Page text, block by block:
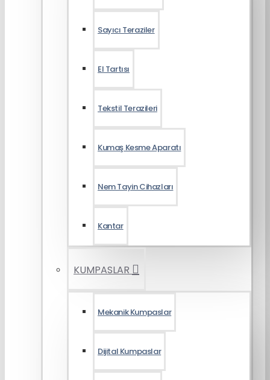
Sayıcı Teraziler
El Tartısı
Tekstil Terazileri
Kumaş Kesme Aparatı
Nem Tayin Cihazları
Kantar
KUMPASLAR
Mekanik Kumpaslar
Dijital Kumpaslar